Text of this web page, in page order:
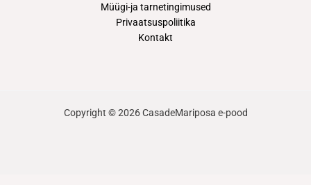
Müügi-ja tarnetingimused
Privaatsuspoliitika
Kontakt
Copyright © 2026 CasadeMariposa e-pood